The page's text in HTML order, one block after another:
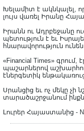
Խելամիտ է ակնկալել,
լույս վառել Իրանը
Իրանն ու Ադրբեջանը
պետություն է եւ
հնարավորություն
«Financial Times»
պաշարներով
էներգետիկ
Սրանցից եւ ոչ մեկը չի
տարածաշրջանում
Լուրեր Հայաստանից -